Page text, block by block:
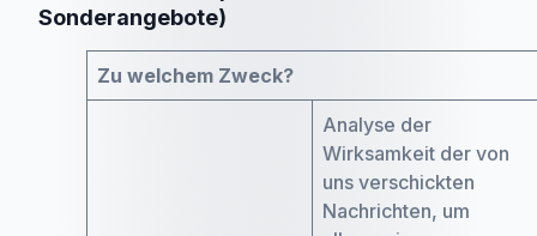
Sonderangebote)
Zu welchem Zweck?
Analyse der
Wirksamkeit der von
uns verschickten
Nachrichten, um